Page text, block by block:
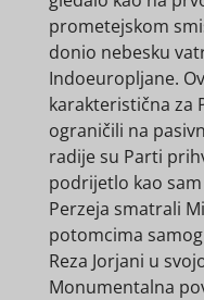
prometejskom
donio nebesku
Indoeuropljane.
karakteristična za
ograničili na
radije su Parti
podrijetlo kao
Perzeja smatrali
potomcima
Reza Jorjani u
Monumentalna